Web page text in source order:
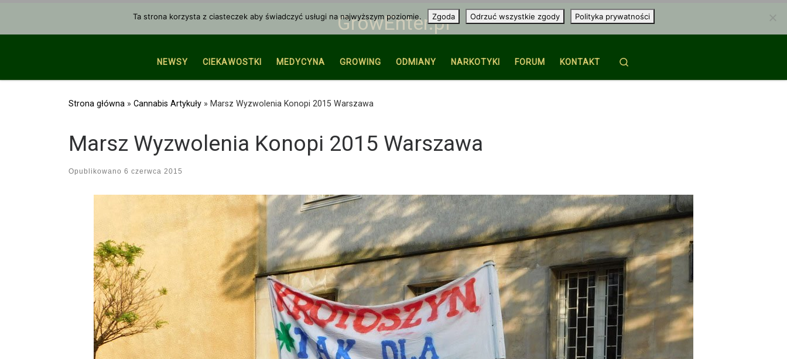
GrowEnter.pl
NEWSY CIEKAWOSTKI MEDYCYNA GROWING ODMIANY NARKOTYKI FORUM KONTAKT
Strona główna » Cannabis Artykuły » Marsz Wyzwolenia Konopi 2015 Warszawa
Marsz Wyzwolenia Konopi 2015 Warszawa
Opublikowano 6 czerwca 2015
Ta strona korzysta z ciasteczek aby świadczyć usługi na najwyższym poziomie. Zgoda Odrzuć wszystkie zgody Polityka prywatności